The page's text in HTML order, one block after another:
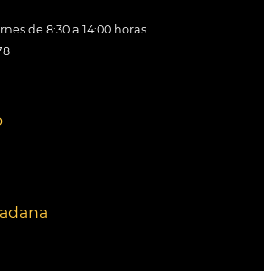
de 8:30 a 14:00 horas